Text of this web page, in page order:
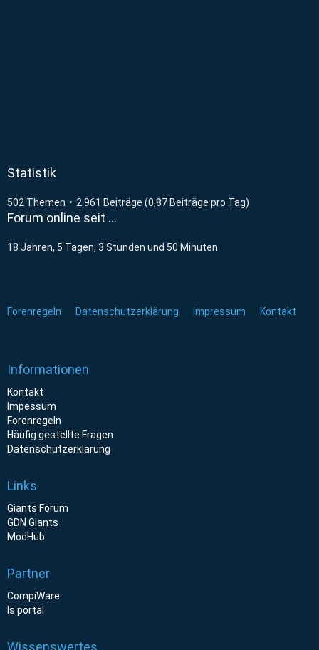
Statistik
502 Themen 2.961 Beiträge (0,87 Beiträge pro Tag)
Forum online seit …
18 Jahren, 5 Tagen, 3 Stunden und 50 Minuten
Forenregeln Datenschutzerklärung Impressum Kontakt
Informationen
Kontakt
Impessum
Forenregeln
Häufig gestellte Fragen
Datenschutzerklärung
Links
Giants Forum
GDN Giants
ModHub
Partner
CompiWare
ls portal
Wissenswertes